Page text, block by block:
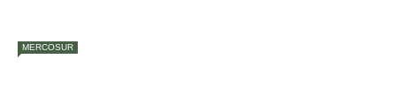
MERCOSUR